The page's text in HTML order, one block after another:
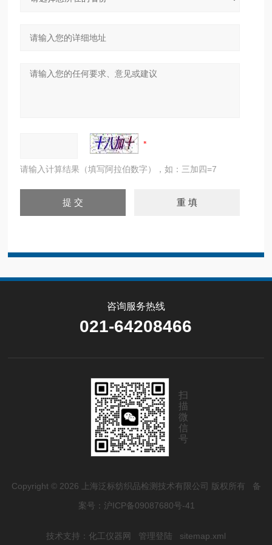
请输入计算结果（填写阿拉伯数字），如：三加四=7
咨询服务热线
021-64208466
扫
描
微
信
号
Copyright © 2026 上海泛标纺织品检测技术有限公司 版权所有 备
案号：沪ICP备09087680号-41
技术支持： 化工仪器网 管理登陆 sitemap.xml